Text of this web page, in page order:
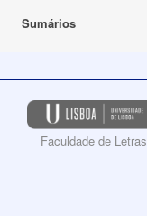
Sumários
Faculdade de Letras